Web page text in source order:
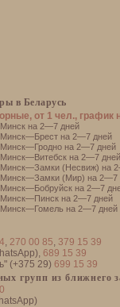
, 270 00 85, 379 15 39
689 15 39
(+375 29) 699 15 39
групп из ближнего
в Беларусь
от 1 чел., график
Минск на 2—7 дней
Минск—Брест на 2—7 дней
Минск—Гродно на 2—7 дней
Минск—Витебск на 2—7 дней
Минск—Замки (Несвиж) на
Минск—Замки (Мир) на 2—7
Минск—Бобруйск на 2—7
Минск—Пинск на 2—7 дней
Минск—Гомель на 2—7 дней